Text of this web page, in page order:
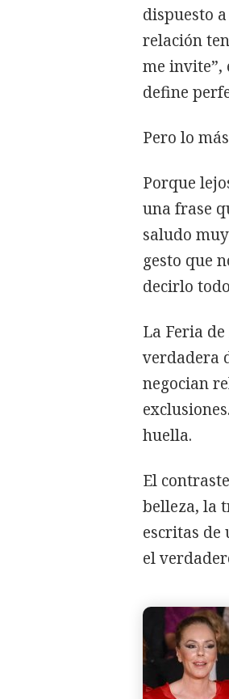
dispuesto
relación
me invite”,
define
Pero lo
Porque
una frase
saludo
gesto que
decirlo
La Feria
verdadera
negocian
huella.
El
belleza, la
escritas
el